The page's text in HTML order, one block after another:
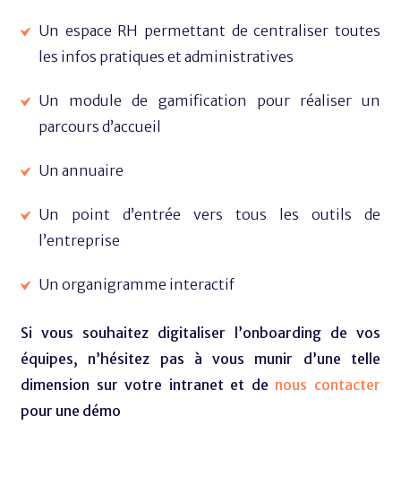
Un espace RH permettant de centraliser toutes
les infos pratiques et administratives
Un module de gamification pour réaliser un
parcours d’accueil
Un annuaire
Un point d’entrée vers tous les outils de
l’entreprise
Un organigramme interactif
Si vous souhaitez digitaliser l’onboarding de vos
équipes, n’hésitez pas à vous munir d’une telle
dimension sur votre intranet et de nous contacter
pour une démo